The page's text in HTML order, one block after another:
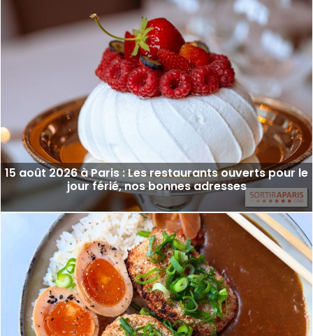
15 août 2026 à Paris : Les restaurants ouverts pour le
jour férié, nos bonnes adresses